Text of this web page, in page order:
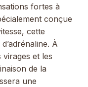
fortes à
conçue
cette
À
et les
de la
une